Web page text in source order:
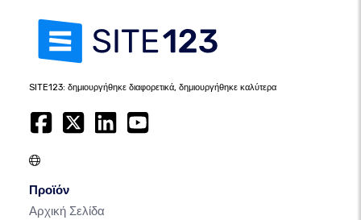
SITE123: δημιουργήθηκε διαφορετικά, δημιουργήθηκε καλύτερα
Προϊόν
Αρχική Σελίδα